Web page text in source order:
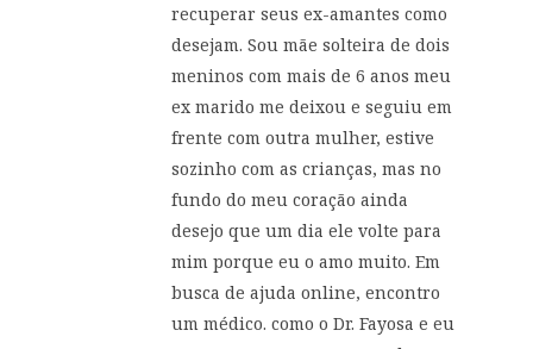
recuperar seus ex-amantes como
desejam. Sou mãe solteira de dois
meninos com mais de 6 anos meu
ex marido me deixou e seguiu em
frente com outra mulher, estive
sozinho com as crianças, mas no
fundo do meu coração ainda
desejo que um dia ele volte para
mim porque eu o amo muito. Em
busca de ajuda online, encontro
um médico. como o Dr. Fayosa e eu